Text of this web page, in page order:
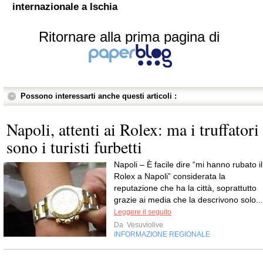
internazionale a Ischia
Ritornare alla prima pagina di
Possono interessarti anche questi articoli :
Napoli, attenti ai Rolex: ma i truffatori
sono i turisti furbetti
Napoli – È facile dire “mi hanno rubato il
Rolex a Napoli” considerata la
reputazione che ha la città, soprattutto
grazie ai media che la descrivono solo...
Leggere il seguito
Da Vesuviolive
INFORMAZIONE REGIONALE